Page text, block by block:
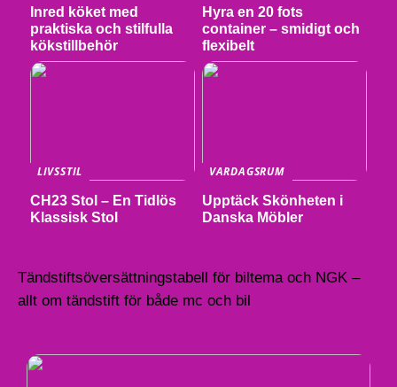
Inred köket med
praktiska och stilfulla
kökstillbehör
Hyra en 20 fots
container – smidigt och
flexibelt
LIVSSTIL
CH23 Stol – En Tidlös
Klassisk Stol
VARDAGSRUM
Upptäck Skönheten i
Danska Möbler
Tändstiftsöversättningstabell för biltema och NGK –
allt om tändstift för både mc och bil